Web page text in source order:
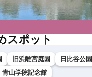
スポット
旧浜離宮庭園 日比谷公園
青山学院記念館